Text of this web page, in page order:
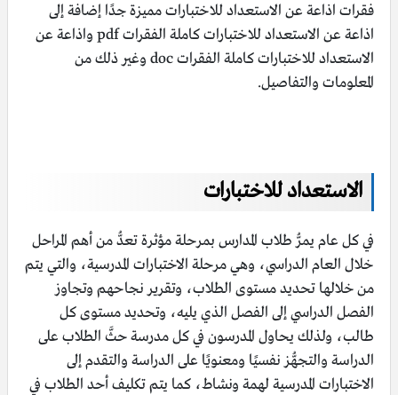
فقرات اذاعة عن الاستعداد للاختبارات مميزة جدًا إضافة إلى
اذاعة عن الاستعداد للاختبارات كاملة الفقرات pdf واذاعة عن
الاستعداد للاختبارات كاملة الفقرات doc وغير ذلك من
المعلومات والتفاصيل.
الاستعداد للاختبارات
في كل عام يمرُّ طلاب المدارس بمرحلة مؤثرة تعدُّ من أهم المراحل
خلال العام الدراسي، وهي مرحلة الاختبارات المدرسية، والتي يتم
من خلالها تحديد مستوى الطلاب، وتقرير نجاحهم وتجاوز
الفصل الدراسي إلى الفصل الذي يليه، وتحديد مستوى كل
طالب، ولذلك يحاول المدرسون في كل مدرسة حثَّ الطلاب على
الدراسة والتجهُّز نفسيًا ومعنويًا على الدراسة والتقدم إلى
الاختبارات المدرسية لهمة ونشاط، كما يتم تكليف أحد الطلاب في